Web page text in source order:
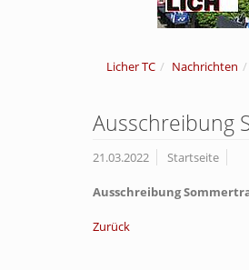
Licher TC Nachrichten
Ausschreibung
21.03.2022 Startseite
Ausschreibung
Zurück